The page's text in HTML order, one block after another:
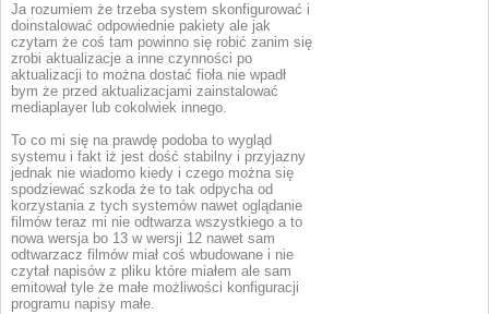
Ja rozumiem że trzeba system skonfigurować i
doinstalować odpowiednie pakiety ale jak
czytam że coś tam powinno się robić zanim się
zrobi aktualizacje a inne czynności po
aktualizacji to można dostać fioła nie wpadł
bym że przed aktualizacjami zainstalować
mediaplayer lub cokolwiek innego.
To co mi się na prawdę podoba to wygląd
systemu i fakt iż jest dość stabilny i przyjazny
jednak nie wiadomo kiedy i czego można się
spodziewać szkoda że to tak odpycha od
korzystania z tych systemów nawet oglądanie
filmów teraz mi nie odtwarza wszystkiego a to
nowa wersja bo 13 w wersji 12 nawet sam
odtwarzacz filmów miał coś wbudowane i nie
czytał napisów z pliku które miałem ale sam
emitował tyle że małe możliwości konfiguracji
programu napisy małe.